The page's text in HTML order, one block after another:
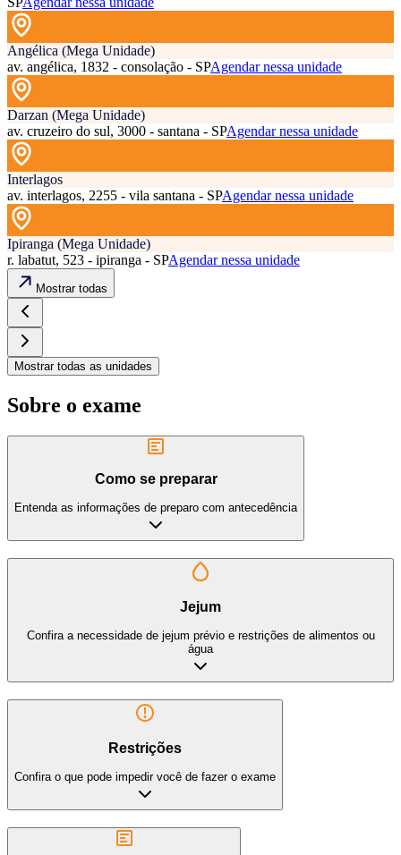
Angélica (Mega Unidade)
av. angélica, 1832 - consolação - SPAgendar nessa unidade
Darzan (Mega Unidade)
av. cruzeiro do sul, 3000 - santana - SPAgendar nessa unidade
Interlagos
av. interlagos, 2255 - vila santana - SPAgendar nessa unidade
Ipiranga (Mega Unidade)
r. labatut, 523 - ipiranga - SPAgendar nessa unidade
Mostrar todas
Mostrar todas as unidades
Sobre o exame
Como se preparar
Entenda as informações de preparo com antecedência
Jejum
Confira a necessidade de jejum prévio e restrições de alimentos ou
água
Restrições
Confira o que pode impedir você de fazer o exame